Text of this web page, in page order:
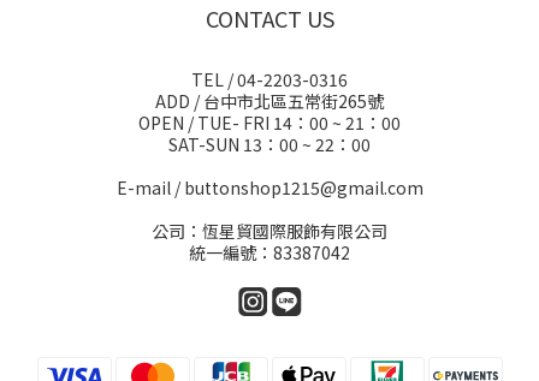
CONTACT US
TEL / 04-2203-0316
ADD / 台中市北區五常街265號
OPEN / TUE- FRI 14：00 ~ 21：00
SAT-SUN 13：00 ~ 22：00
E-mail / buttonshop1215@gmail.com
公司：恆星貿國際服飾有限公司
統一編號：83387042